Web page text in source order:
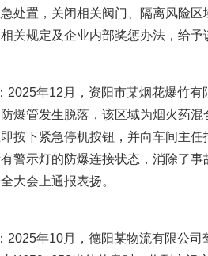
处置，关闭相关阀门、隔离风险
关规定及企业内部奖惩办法，给予
年12月，资阳市某烟花爆竹有
爆管发生脱落，该区域为烟火药
按下紧急停机按钮，并向车间主
警示灯的防爆连接状态，消除了
大会上通报表扬。
年10月，德阳某物流有限公司